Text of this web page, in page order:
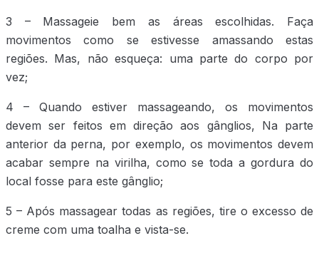
3 – Massageie bem as áreas escolhidas. Faça
movimentos como se estivesse amassando estas
regiões. Mas, não esqueça: uma parte do corpo por
vez;
4 – Quando estiver massageando, os movimentos
devem ser feitos em direção aos gânglios, Na parte
anterior da perna, por exemplo, os movimentos devem
acabar sempre na virilha, como se toda a gordura do
local fosse para este gânglio;
5 – Após massagear todas as regiões, tire o excesso de
creme com uma toalha e vista-se.